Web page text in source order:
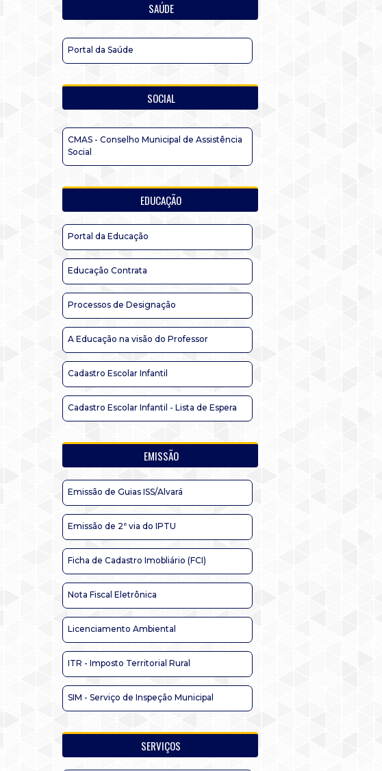
SAÚDE
Portal da Saúde
SOCIAL
CMAS - Conselho Municipal de Assistência
Social
EDUCAÇÃO
Portal da Educação
Educação Contrata
Processos de Designação
A Educação na visão do Professor
Cadastro Escolar Infantil
Cadastro Escolar Infantil - Lista de Espera
EMISSÃO
Emissão de Guias ISS/Alvará
Emissão de 2ª via do IPTU
Ficha de Cadastro Imobliário (FCI)
Nota Fiscal Eletrônica
Licenciamento Ambiental
ITR - Imposto Territorial Rural
SIM - Serviço de Inspeção Municipal
SERVIÇOS